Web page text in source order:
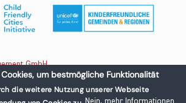
GmbH
3 1020 Wien, Austria
um bestmögliche Funktionalität
die weitere Nutzung unserer Webseite
Nein, mehr Informationen